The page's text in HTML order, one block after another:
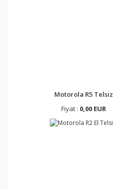
Motorola R5 Telsiz
Fiyat : 0,00 EUR